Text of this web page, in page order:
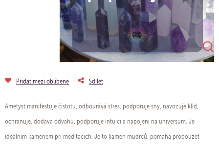
Přidat mezi oblíbené Sdílet
Ametyst manifestuje čistotu, odbourává stres, podporuje sny, navozuje klid,
ochranuje, dodává odvahu, podporuje intuici a napojení na universum. Je
ideálním kamenem při meditacích. Je to kámen mudrců, pomáhá probouzet